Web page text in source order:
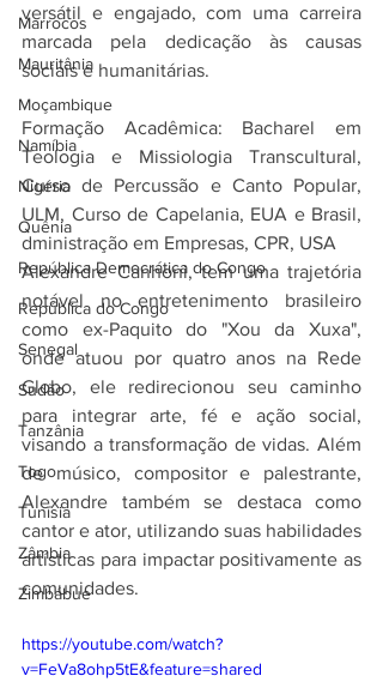
Marrocos
Mauritânia
Moçambique
Namíbia
Nigéria
Quênia
República Democrática do Congo
República do Congo
Senegal
Sudão
Tanzânia
Togo
Tunísia
Zâmbia
Zimbábue
versátil e engajado, com uma carreira
marcada pela dedicação às causas
sociais e humanitárias.
Formação Acadêmica: Bacharel em
Teologia e Missiologia Transcultural,
Curso de Percussão e Canto Popular,
ULM, Curso de Capelania, EUA e Brasil,
dministração em Empresas, CPR, USA
Alexandre Canhoni, tem uma trajetória
notável no entretenimento brasileiro
como ex-Paquito do "Xou da Xuxa",
onde atuou por quatro anos na Rede
Globo, ele redirecionou seu caminho
para integrar arte, fé e ação social,
visando a transformação de vidas. Além
de músico, compositor e palestrante,
Alexandre também se destaca como
cantor e ator, utilizando suas habilidades
artísticas para impactar positivamente as
comunidades.
https://youtube.com/watch?
v=FeVa8ohp5tE&feature=shared